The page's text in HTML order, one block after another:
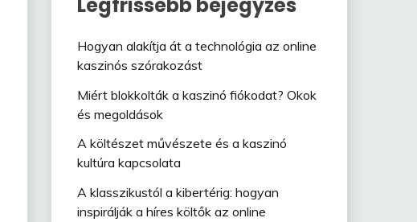
Hogyan alakítja át a technológia az online
kaszinós szórakozást
Miért blokkolták a kaszinó fiókodat? Okok
és megoldások
A költészet művészete és a kaszinó
kultúra kapcsolata
A klasszikustól a kibertérig: hogyan
inspirálják a híres költők az online